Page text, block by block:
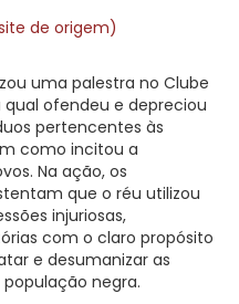
de origem)
uma palestra no Clube
qual ofendeu e depreciou
pertencentes às
como incitou a
Na ação, os
que o réu utilizou
injuriosas,
com o claro propósito
e desumanizar as
negra.